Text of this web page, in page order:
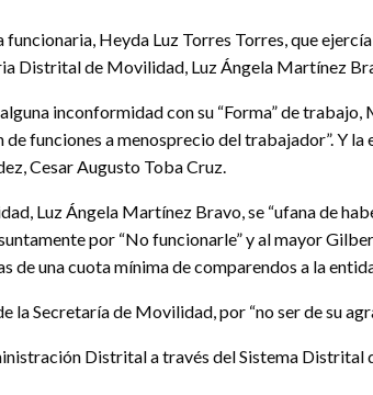
Heyda Luz Torres Torres, que
Distrital de Movilidad, Luz Ángela Martínez
inconformidad con su “Forma” de
funciones a menosprecio del trabajador”. Y
Cesar Augusto Toba Cruz.
Luz Ángela Martínez Bravo, se “ufana de
por “No funcionarle” y al mayor
una cuota mínima de comparendos a la
la Secretaría de Movilidad, por “no ser de su
Distrital a través del Sistema Distrital